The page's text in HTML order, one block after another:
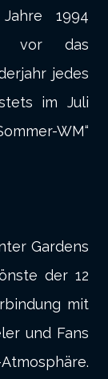
1994
vor das
jedes
im Juli
WM“
Gardens
der 12
mit
und Fans